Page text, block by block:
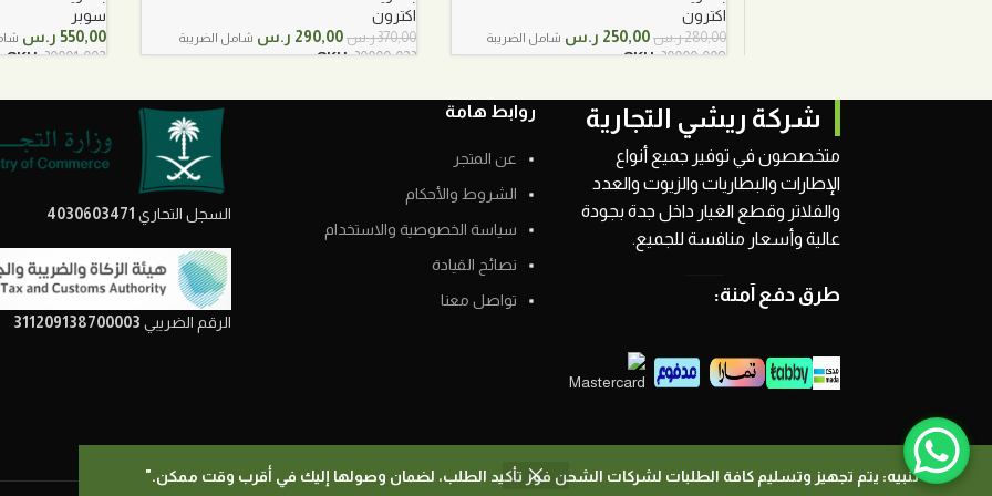
"تنبيه: يتم تجهيز وتسليم كافة الطلبات لشركات الشحن فور تأكيد الطلب، لضمان وصولها إليك في أقرب وقت ممكن."
اكترون
280,00ر.س السعر
الأصلي
280,00 ر.س.
250,00 ر.س السعر
الحالي
250,00 ر.س.
شامل الضريبة
SKU:30000-009
اكترون
370,00ر.س السعر
الأصلي
370,00 ر.س.
290,00 ر.س السعر
الحالي
290,00 ر.س.
شامل الضريبة
SKU:30000-023
سوبر
550,00 ر.س
SKU:30001-002
شركة ريشي التجارية
متخصصون في توفير جميع أنواع
الإطارات والبطاريات والزيوت والعدد
والفلاتر وقطع الغيار داخل جدة بجودة
عالية وأسعار منافسة للجميع.
طرق دفع آمنة:
روابط هامة
عن المتجر
الشروط والأحكام
سياسة الخصوصية والاستخدام
نصائح القيادة
تواصل معنا
السجل التحاري 4030603471
الرقم الضريبي 311209138700003